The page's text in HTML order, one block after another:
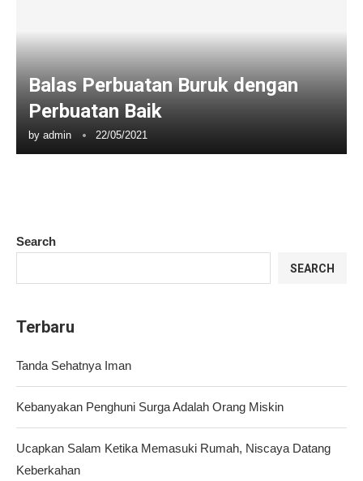
Balas Perbuatan Buruk dengan
Perbuatan Baik
by admin 22/05/2021
Search
SEARCH
Terbaru
Tanda Sehatnya Iman
Kebanyakan Penghuni Surga Adalah Orang Miskin
Ucapkan Salam Ketika Memasuki Rumah, Niscaya Datang
Keberkahan